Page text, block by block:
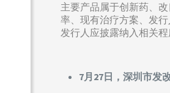
主要产品属于创新药、
率、现有治疗方案、发
发行人应披露纳入相关
7月27日，深圳市发